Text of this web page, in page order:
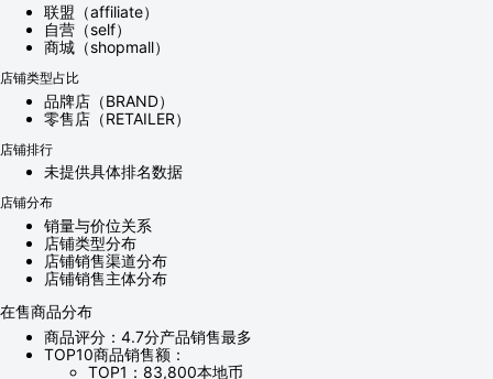
联盟（affiliate）
自营（self）
商城（shopmall）
店铺类型占比
品牌店（BRAND）
零售店（RETAILER）
店铺排行
未提供具体排名数据
店铺分布
销量与价位关系
店铺类型分布
店铺销售渠道分布
店铺销售主体分布
在售商品分布
商品评分：4.7分产品销售最多
TOP10商品销售额：
TOP1：83,800本地币